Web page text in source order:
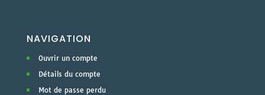
NAVIGATION
Ouvrir un compte
Détails du compte
Mot de passe perdu